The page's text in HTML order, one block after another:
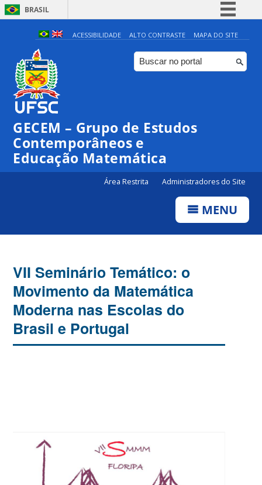
BRASIL
Simplifique!
Comunica BR
Participe
Canais
ACESSIBILIDADE ALTO CONTRASTE MAPA DO SITE
GECEM – Grupo de Estudos
Contemporâneos e
Educação Matemática
Área Restrita Administradores do Site
MENU
VII Seminário Temático: o
Movimento da Matemática
Moderna nas Escolas do
Brasil e Portugal